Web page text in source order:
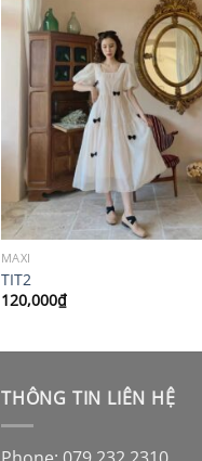
MAXI
TIT2
120,000₫
THÔNG TIN LIÊN HỆ